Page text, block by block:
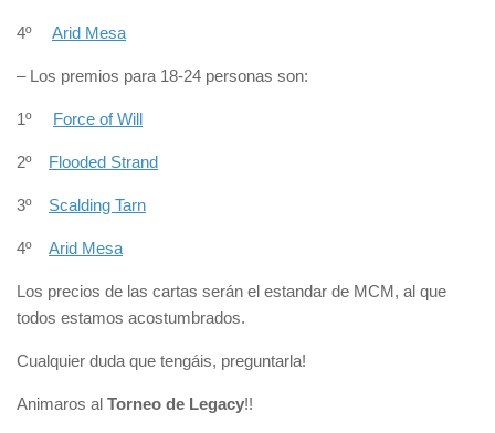
4º Arid Mesa
– Los premios para 18-24 personas son:
1º Force of Will
2º Flooded Strand
3º Scalding Tarn
4º Arid Mesa
Los precios de las cartas serán el estandar de MCM, al que
todos estamos acostumbrados.
Cualquier duda que tengáis, preguntarla!
Animaros al Torneo de Legacy!!